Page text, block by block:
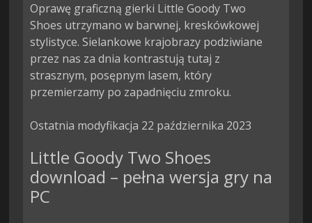
Oprawę graficzną gierki Little Goody Two
Shoes utrzymano w barwnej, kreskówkowej
stylistyce. Sielankowe krajobrazy podziwiane
przez nas za dnia kontrastują tutaj z
strasznym, posępnym lasem, który
przemierzamy po zapadnięciu zmroku.
Ostatnia modyfikacja 22 października 2023
Little Goody Two Shoes
download – pełna wersja gry na
PC